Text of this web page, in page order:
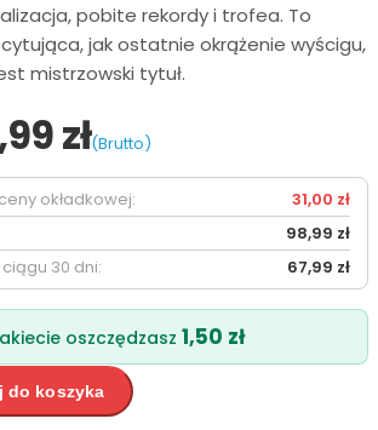
pobite rekordy i trofea. To
jak ostatnie okrążenie wyścigu,
mistrzowski tytuł.
zł(Brutto)
okładkowej:
31,00 zł
98,99 zł
30 dni:
67,99 zł
oszczędzasz 1,50 zł
do koszyka